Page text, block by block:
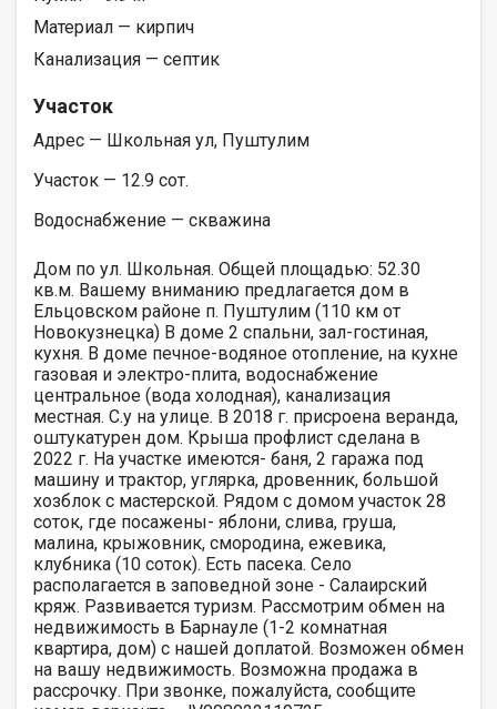
Материал — кирпич
Канализация — септик
Участок
Адрес — Школьная ул, Пуштулим
Участок — 12.9 сот.
Водоснабжение — скважина
Дом по ул. Школьная. Общей площадью: 52.30
кв.м. Вашему вниманию предлагается дом в
Ельцовском районе п. Пуштулим (110 км от
Новокузнецка) В доме 2 спальни, зал-гостиная,
кухня. В доме печное-водяное отопление, на кухне
газовая и электро-плита, водоснабжение
центральное (вода холодная), канализация
местная. С.у на улице. В 2018 г. присроена веранда,
оштукатурен дом. Крыша профлист сделана в
2022 г. На участке имеются- баня, 2 гаража под
машину и трактор, углярка, дровенник, большой
хозблок с мастерской. Рядом с домом участок 28
соток, где посажены- яблони, слива, груша,
малина, крыжовник, смородина, ежевика,
клубника (10 соток). Есть пасека. Село
располагается в заповедной зоне - Салаирский
кряж. Развивается туризм. Рассмотрим обмен на
недвижимость в Барнауле (1-2 комнатная
квартира, дом) с нашей доплатой. Возможен обмен
на вашу недвижимость. Возможна продажа в
рассрочку. При звонке, пожалуйста, сообщите